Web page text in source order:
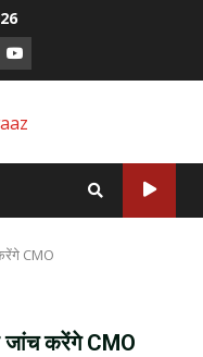
Youtube
CMO
जांच करेंगे CMO